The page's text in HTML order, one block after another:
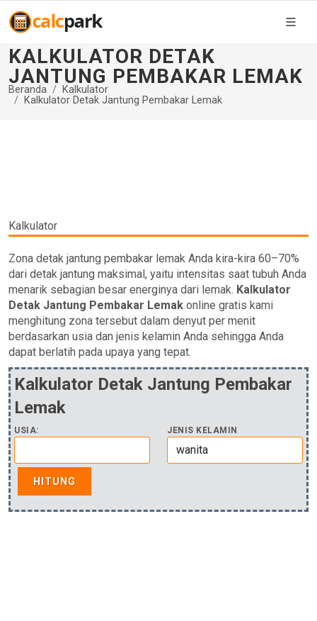
KALKULATOR DETAK
JANTUNG PEMBAKAR LEMAK
Beranda
Kalkulator
Kalkulator Detak Jantung Pembakar Lemak
Kalkulator
Zona detak jantung pembakar lemak Anda kira-kira 60–70%
dari detak jantung maksimal, yaitu intensitas saat tubuh Anda
menarik sebagian besar energinya dari lemak. Kalkulator
Detak Jantung Pembakar Lemak online gratis kami
menghitung zona tersebut dalam denyut per menit
berdasarkan usia dan jenis kelamin Anda sehingga Anda
dapat berlatih pada upaya yang tepat.
Kalkulator Detak Jantung Pembakar
Lemak
USIA: JENIS KELAMIN